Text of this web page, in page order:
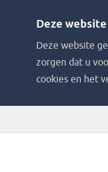
Deze
Deze website
zorgen dat u
cookies en het